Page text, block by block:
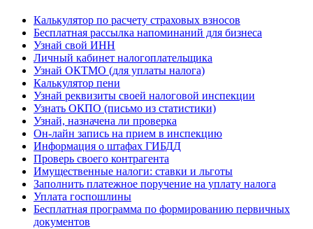
Калькулятор по расчету страховых взносов
Бесплатная рассылка напоминаний для бизнеса
Узнай свой ИНН
Личный кабинет налогоплательщика
Узнай ОКТМО (для уплаты налога)
Калькулятор пени
Узнай реквизиты своей налоговой инспекции
Узнать ОКПО (письмо из статистики)
Узнай, назначена ли проверка
Он-лайн запись на прием в инспекцию
Информация о штафах ГИБДД
Проверь своего контрагента
Имущественные налоги: ставки и льготы
Заполнить платежное поручение на уплату налога
Уплата госпошлины
Бесплатная программа по формированию первичных
документов